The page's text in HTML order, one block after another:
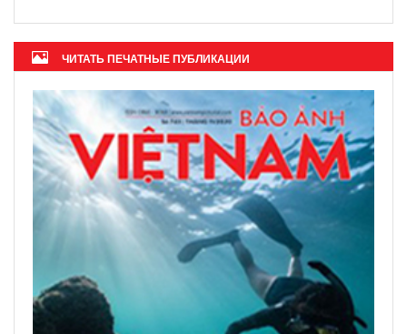
Вьетнам - идеальное
направление для цифровых
кочевников
Журнал ОАЭ назвал Фукуок
«глобальным туристическим
центром» 2026 года